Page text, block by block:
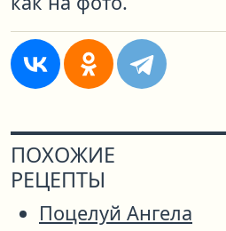
ПОХОЖИЕ
РЕЦЕПТЫ
Поцелуй Ангела